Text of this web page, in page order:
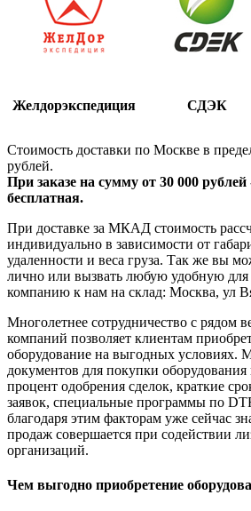
Желдорэкспедиция СДЭК
Стоимость доставки по Москве в
рублей.
При заказе на сумму от 30 000 рублей
бесплатная.
При доставке за МКАД стоимость
индивидуально в зависимости от
удаленности и веса груза. Так же вы
лично или вызвать любую удобную
компанию к нам на склад: Москва, ул
Многолетнее сотрудничество с рядом
компаний позволяет клиентам
оборудование на выгодных условиях.
документов для покупки
процент одобрения сделок, краткие
заявок, специальные программы по
благодаря этим факторам уже сейчас
продаж совершается при содействии
организаций.
Чем выгодно приобретение